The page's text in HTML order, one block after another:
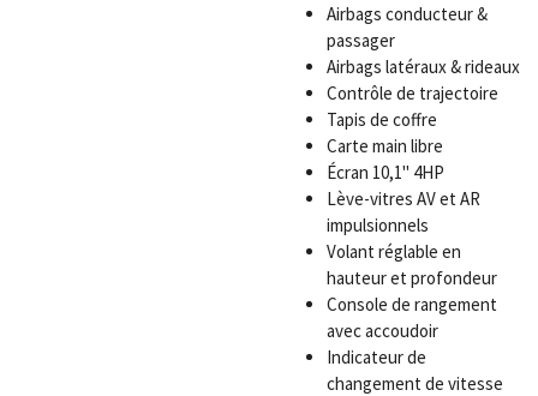
Airbags conducteur &
passager
Airbags latéraux & rideaux
Contrôle de trajectoire
Tapis de coffre
Carte main libre
Écran 10,1" 4HP
Lève-vitres AV et AR
impulsionnels
Volant réglable en
hauteur et profondeur
Console de rangement
avec accoudoir
Indicateur de
changement de vitesse